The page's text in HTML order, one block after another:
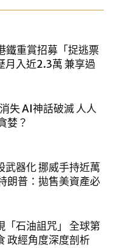
鐵重賞招募「捉逃票
月入近2.3萬 兼享過
失 AI神話破滅 人人
婪？
武器化 挪威手持近萬
朗普：拋售美資產必
「石油詛咒」 全球第
政經角度深度剖析